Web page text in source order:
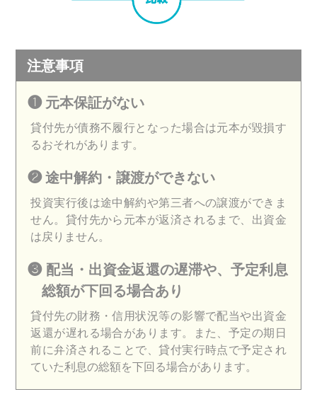
注意事項
❶ 元本保証がない
貸付先が債務不履行となった場合は元本が毀損す
るおそれがあります。
❷ 途中解約・譲渡ができない
投資実行後は途中解約や第三者への譲渡ができま
せん。貸付先から元本が返済されるまで、出資金
は戻りません。
❸ 配当・出資金返還の遅滞や、予定利息
総額が下回る場合あり​
貸付先の財務・信用状況等の影響で配当や出資金
返還が遅れる場合があります。また、予定の期日
前に弁済されることで、貸付実行時点で予定され
ていた利息の総額を下回る場合があります。​